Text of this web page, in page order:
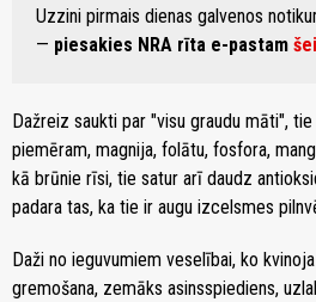
Uzzini pirmais dienas galvenos
— piesakies NRA rīta e-pastam
Dažreiz saukti par "visu graudu māti",
piemēram, magnija, folātu, fosfora,
kā brūnie rīsi, tie satur arī daudz
padara tas, ka tie ir augu izcelsmes
Daži no ieguvumiem veselībai, ko
gremošana, zemāks asinsspiediens,